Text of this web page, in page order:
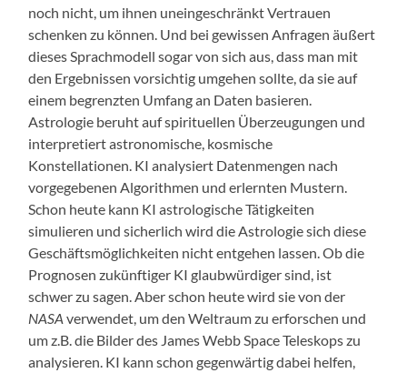
noch nicht, um ihnen uneingeschränkt Vertrauen
schenken zu können. Und bei gewissen Anfragen äußert
dieses Sprachmodell sogar von sich aus, dass man mit
den Ergebnissen vorsichtig umgehen sollte, da sie auf
einem begrenzten Umfang an Daten basieren.
Astrologie beruht auf spirituellen Überzeugungen und
interpretiert astronomische, kosmische
Konstellationen. KI analysiert Datenmengen nach
vorgegebenen Algorithmen und erlernten Mustern.
Schon heute kann KI astrologische Tätigkeiten
simulieren und sicherlich wird die Astrologie sich diese
Geschäftsmöglichkeiten nicht entgehen lassen. Ob die
Prognosen zukünftiger KI glaubwürdiger sind, ist
schwer zu sagen. Aber schon heute wird sie von der
NASA verwendet, um den Weltraum zu erforschen und
um z.B. die Bilder des James Webb Space Teleskops zu
analysieren. KI kann schon gegenwärtig dabei helfen,